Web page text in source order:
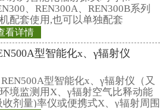
携带和使用手机的
。有医学专家指出
腹部旁，其收发信
人体内的精子或卵
育机能。英国的实